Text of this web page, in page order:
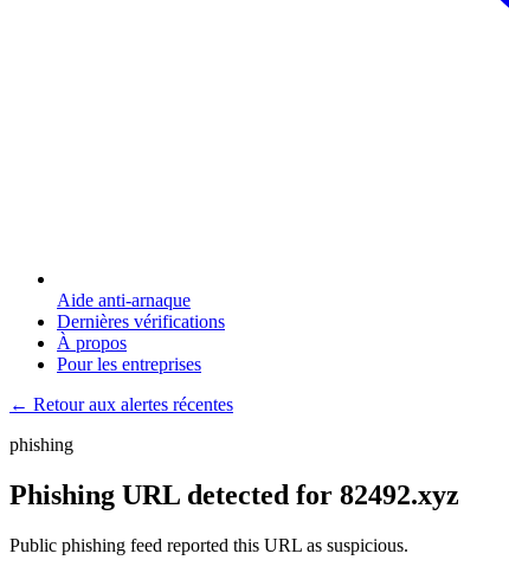
Aide anti-arnaque
Dernières vérifications
À propos
Pour les entreprises
← Retour aux alertes récentes
phishing
Phishing URL detected for 82492.xyz
Public phishing feed reported this URL as suspicious.